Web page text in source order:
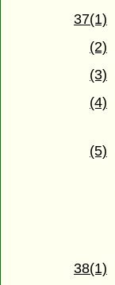
37(1)
(2)
(3)
(4)
(5)
38(1)